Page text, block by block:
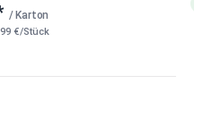
/ Karton
€/Stück